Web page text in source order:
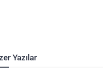
Yazılar